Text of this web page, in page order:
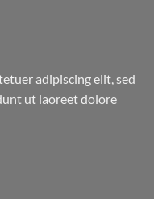
adipiscing elit, sed
ut laoreet dolore